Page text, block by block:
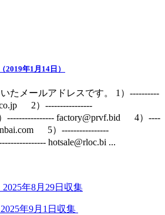
年1月14日）
たメールアドレスです。 1）----------
2）----------------
---------------- factory@prvf.bid 4）----
5）----------------
hotsale@rloc.bi ...
年8月29日収集
年9月1日収集